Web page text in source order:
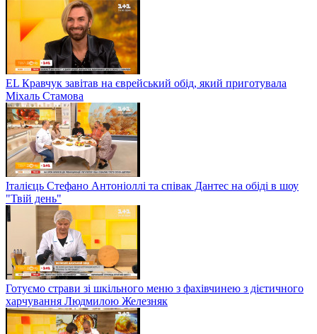
EL Кравчук завітав на єврейський обід, який приготувала
Міхаль Стамова
Італієць Стефано Антоніоллі та співак Дантес на обіді в шоу
"Твій день"
Готуємо страви зі шкільного меню з фахівчинею з дієтичного
харчування Людмилою Железняк